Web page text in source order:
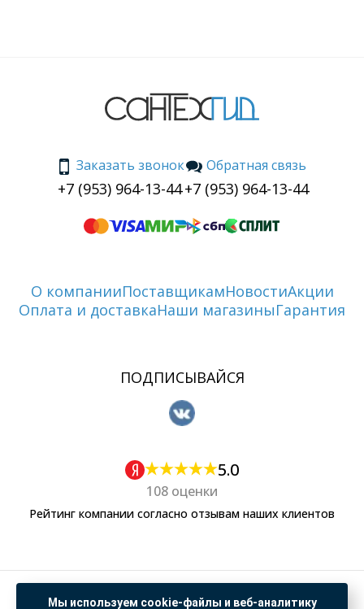
Заказать звонок
+7 (953) 964-13-44
Обратная связь
+7 (953) 964-13-44
О компанииПоставщикамНовостиАкции
Оплата и доставкаНаши магазиныГарантия
ПОДПИСЫВАЙСЯ
5.0
108 оценки
Рейтинг компании согласно отзывам наших клиентов
Политика обработки персональных данных
Мы используем cookie-файлы и веб-аналитику